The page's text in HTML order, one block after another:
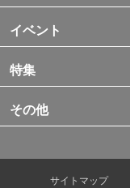
イベント
特集
その他
サイトマップ